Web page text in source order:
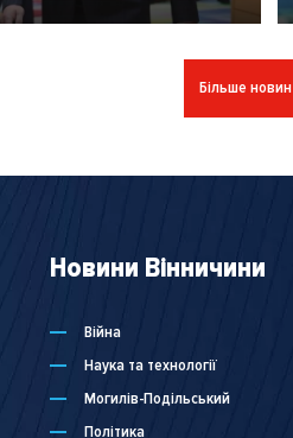
Більше новин
Новини Вінничини
Війна
Наука та технології
Могилів-Подільський
Політика